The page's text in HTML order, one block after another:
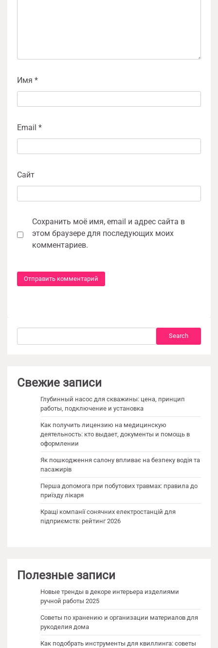
Имя *
Email *
Сайт
Сохранить моё имя, email и адрес сайта в
этом браузере для последующих моих
комментариев.
Search
Свежие записи
Глубинный насос для скважины: цена, принцип
работы, подключение и установка
Как получить лицензию на медицинскую
деятельность: кто выдает, документы и помощь в
оформлении
Як пошкодження салону впливає на безпеку водія та
пасажирів
Перша допомога при побутових травмах: правила до
приїзду лікаря
Кращі компанії сонячних електростанцій для
підприємств: рейтинг 2026
Полезные записи
Новые тренды в декоре интерьера изделиями
ручной работы 2025
Советы по хранению и организации материалов для
рукоделия дома
Как подобрать инструменты для квиллинга: советы